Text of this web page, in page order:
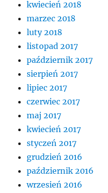
kwiecień 2018
marzec 2018
luty 2018
listopad 2017
październik 2017
sierpień 2017
lipiec 2017
czerwiec 2017
maj 2017
kwiecień 2017
styczeń 2017
grudzień 2016
październik 2016
wrzesień 2016